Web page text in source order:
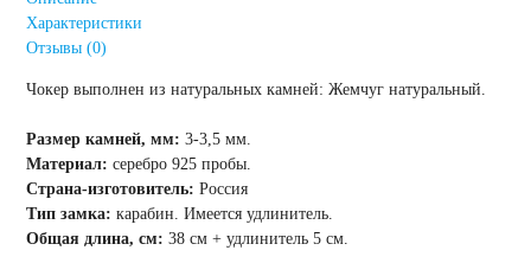
Характеристики
Отзывы (0)
Чокер выполнен из натуральных камней: Жемчуг натуральный.
Размер камней, мм: 3-3,5 мм.
Материал:серебро 925 пробы.
Страна-изготовитель: Россия
Тип замка:карабин. Имеется удлинитель.
Общая длина, см: 38 см + удлинитель 5 см.